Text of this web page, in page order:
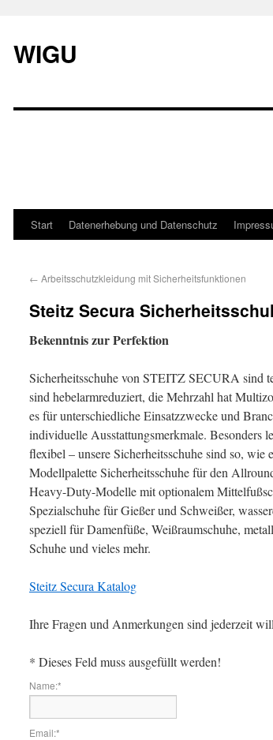
WIGU
Start Datenerhebung und Datenschutz
← Arbeitsschutzkleidung mit Sicherheitsfunktionen
Steitz Secura
Bekenntnis zur Perfektion
Sicherheitsschuhe von STEITZ SECURA sind
sind hebelarmreduziert, die Mehrzahl hat
es für unterschiedliche Einsatzzwecke und
individuelle Ausstattungsmerkmale. Besonders
flexibel – unsere Sicherheitsschuhe sind so,
Modellpalette Sicherheitsschuhe für den
Heavy-Duty-Modelle mit optionalem
Spezialschuhe für Gießer und Schweißer,
speziell für Damenfüße, Weißraumschuhe,
Schuhe und vieles mehr.
Steitz Secura Katalog
Ihre Fragen und Anmerkungen sind jederzeit
* Dieses Feld muss ausgefüllt werden!
Name:*
Email:*